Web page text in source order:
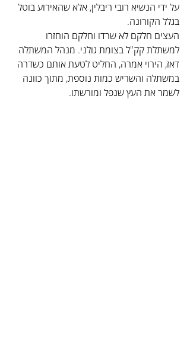
על ידי הנשיא רובי ריבלין, אלא שהאירוע בוטל
בגלל הקורונה.
העצים חלקם לא שרדו וחלקם הוחזרו
למשתלת קק"ל בצומת גולני. מנהל המשתלה
דאז, הירוי אמרה, החליט לטעת אותם כשדרה
במשתלה והשריש כמות נוספת, מתוך כוונה
לשמר את העץ שנפל ומורשתו.